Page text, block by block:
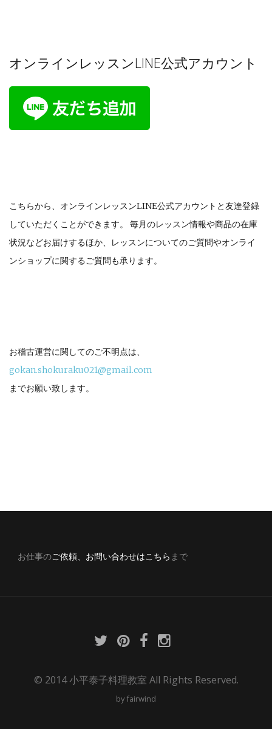
オンラインレッスンLINE公式アカウント
こちらから、オンラインレッスンLINE公式アカウントと友達登録
していただくことができます。 毎月のレッスン情報や商品の在庫
状況などお届けするほか、レッスンについてのご質問やオンライ
ンショップに関するご質問も承ります。
お稽古運営に関してのご不明点は、
gokan.shokuraku021@gmail.com
までお願い致します。
お仕事のご依頼、お問い合わせはこちら まで
© 2014 小平泰子料理教室 All Rights Reserved.
byfairwind